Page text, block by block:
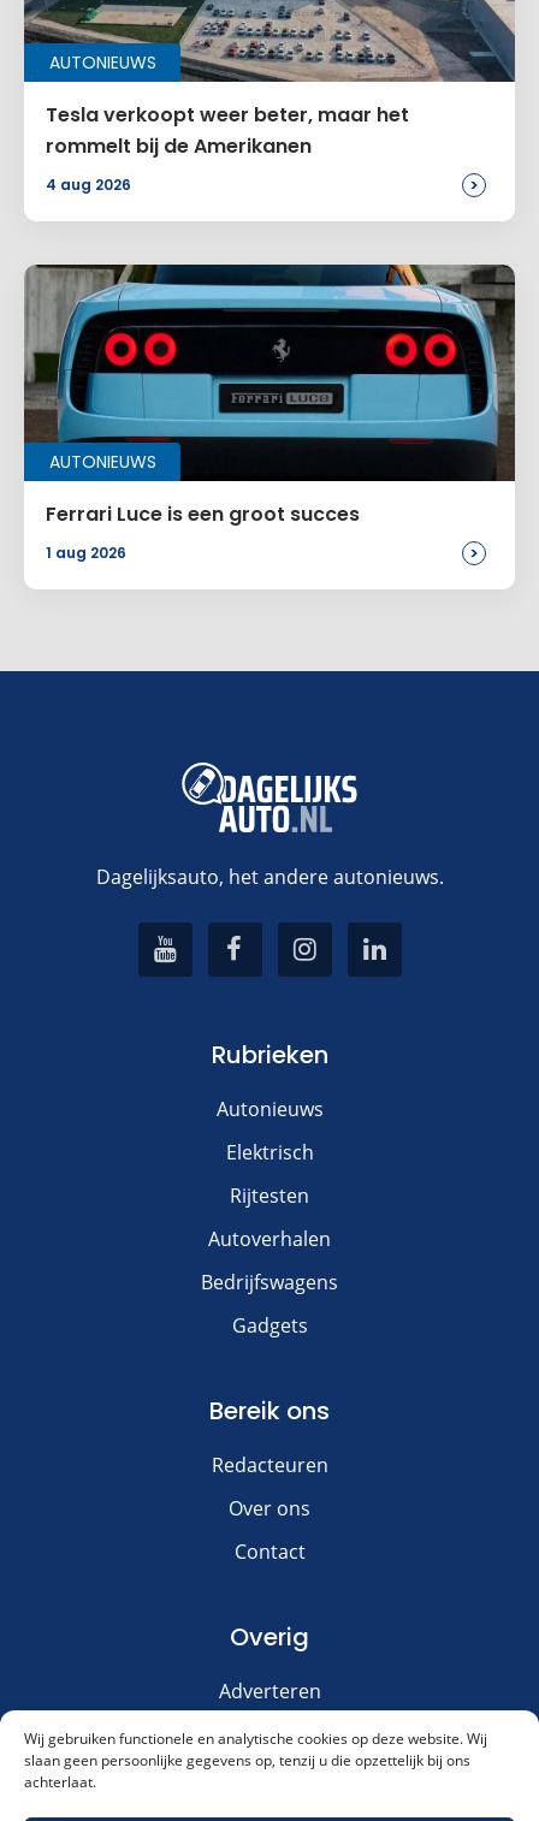
Wij gebruiken functionele en analytische cookies op deze website. Wij
slaan geen persoonlijke gegevens op, tenzij u die opzettelijk bij ons
achterlaat.
AUTONIEUWS
Tesla verkoopt weer beter, maar het
rommelt bij de Amerikanen
4 aug 2026 >
AUTONIEUWS
Ferrari Luce is een groot succes
1 aug 2026 >
Dagelijksauto, het andere autonieuws.
Rubrieken
Autonieuws
Elektrisch
Rijtesten
Autoverhalen
Bedrijfswagens
Gadgets
Bereik ons
Redacteuren
Over ons
Contact
Overig
Adverteren
Disclaimer
Privacy & Cookies
Meld je aan voor onze nieuwsbrief!